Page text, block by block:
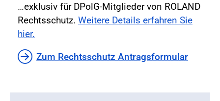
…exklusiv für DPolG-Mitglieder von ROLAND
Rechtsschutz. Weitere Details erfahren Sie
hier.
Zum Rechtsschutz Antragsformular